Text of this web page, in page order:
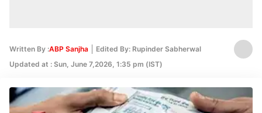
Written By :ABP Sanjha
Edited By: Rupinder Sabherwal
Updated at : Sun, June 7,2026, 1:35 pm (IST)